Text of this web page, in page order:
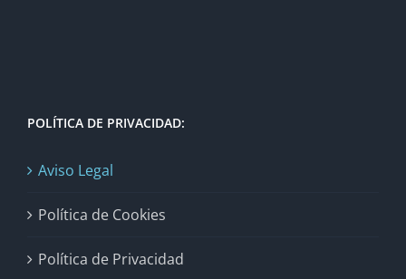
POLÍTICA DE PRIVACIDAD:
Aviso Legal
Política de Cookies
Política de Privacidad